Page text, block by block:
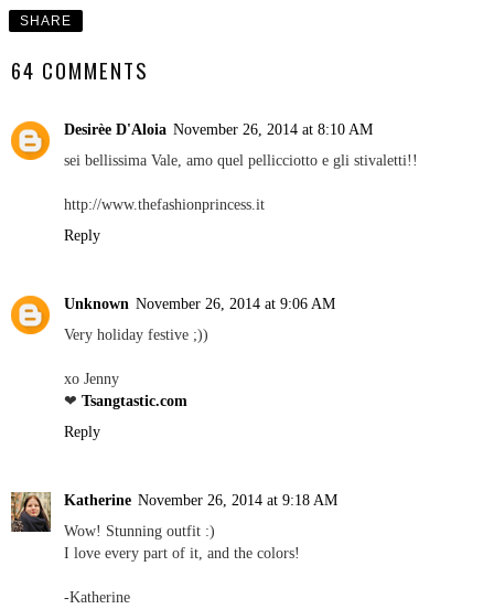
SHARE
64 COMMENTS
Desirèe D'Aloia November 26, 2014 at 8:10 AM
sei bellissima Vale, amo quel pellicciotto e gli stivaletti!!
http://www.thefashionprincess.it
Reply
Unknown November 26, 2014 at 9:06 AM
Very holiday festive ;))
xo Jenny
❤ Tsangtastic.com
Reply
Katherine November 26, 2014 at 9:18 AM
Wow! Stunning outfit :)
I love every part of it, and the colors!
-Katherine